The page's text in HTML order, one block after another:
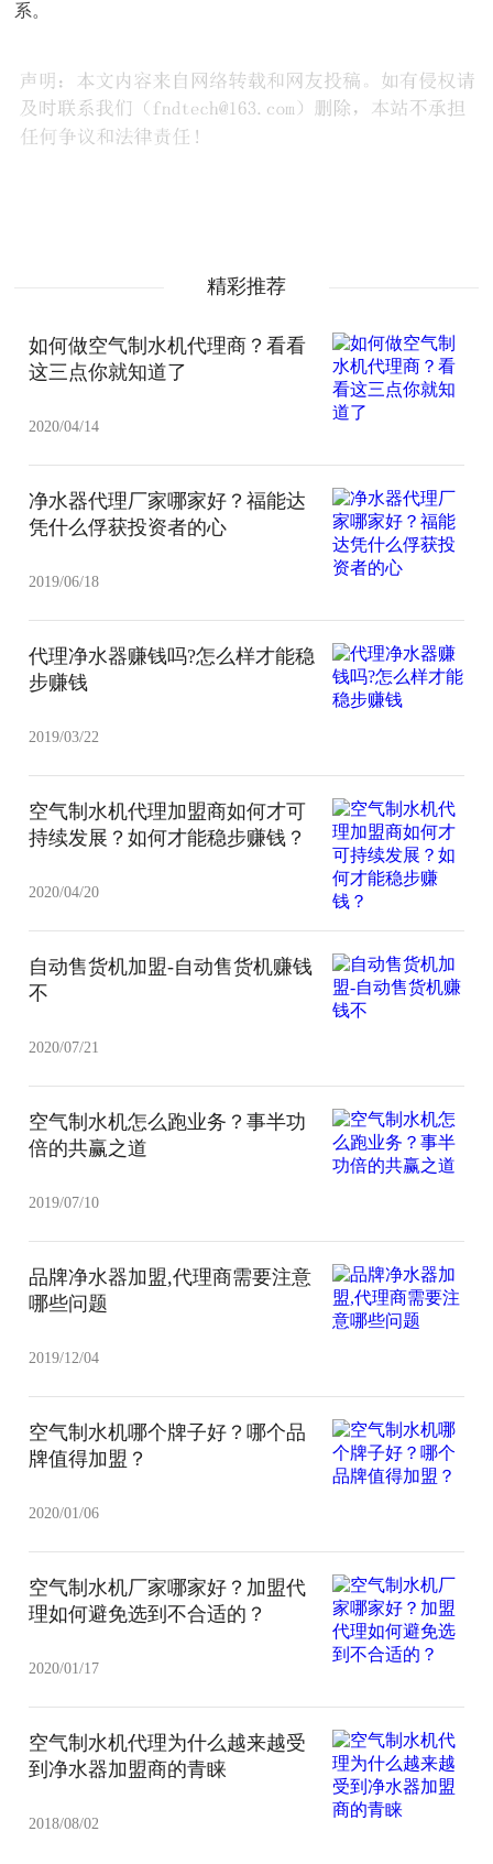
系。
精彩推荐
如何做空气制水机代理商？看看
这三点你就知道了
2020/04/14
净水器代理厂家哪家好？福能达
凭什么俘获投资者的心
2019/06/18
代理净水器赚钱吗?怎么样才能稳
步赚钱
2019/03/22
空气制水机代理加盟商如何才可
持续发展？如何才能稳步赚钱？
2020/04/20
自动售货机加盟-自动售货机赚钱
不
2020/07/21
空气制水机怎么跑业务？事半功
倍的共赢之道
2019/07/10
品牌净水器加盟,代理商需要注意
哪些问题
2019/12/04
空气制水机哪个牌子好？哪个品
牌值得加盟？
2020/01/06
空气制水机厂家哪家好？加盟代
理如何避免选到不合适的？
2020/01/17
空气制水机代理为什么越来越受
到净水器加盟商的青睐
2018/08/02